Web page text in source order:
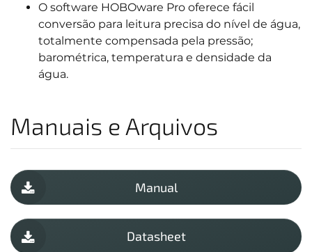
O software HOBOware Pro oferece fácil
conversão para leitura precisa do nível de água,
totalmente compensada pela pressão;
barométrica, temperatura e densidade da
água.
Manuais e Arquivos
Manual
Datasheet